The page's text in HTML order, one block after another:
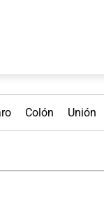
Colón Unión